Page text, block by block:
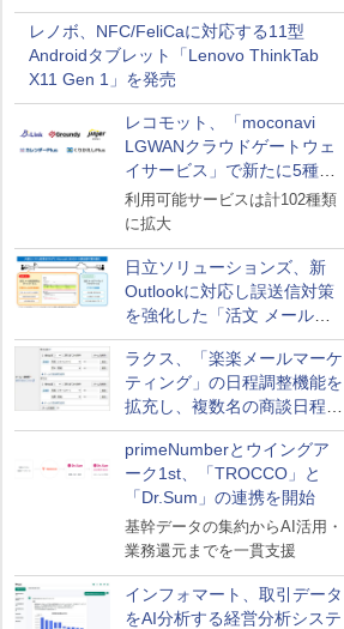
業務設計とマインドセット変
革
レノボ、NFC/FeliCaに対応する11型
Androidタブレット「Lenovo ThinkTab
X11 Gen 1」を発売
レコモット、「moconavi
LGWANクラウドゲートウェ
イサービス」で新たに5種類
のサービスと連携開始
利用可能サービスは計102種類
に拡大
日立ソリューションズ、新
Outlookに対応し誤送信対策
を強化した「活文 メール誤
送信防止アドインサービス」
を提供
ラクス、「楽楽メールマーケ
ティング」の日程調整機能を
拡充し、複数名の商談日程調
整を効率化
primeNumberとウイングア
ーク1st、「TROCCO」と
「Dr.Sum」の連携を開始
基幹データの集約からAI活用・
業務還元までを一貫支援
インフォマート、取引データ
をAI分析する経営分析システ